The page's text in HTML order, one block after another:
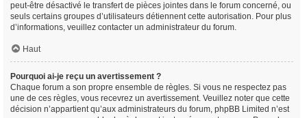
peut-être désactivé le transfert de pièces jointes dans le forum concerné, ou
seuls certains groupes d’utilisateurs détiennent cette autorisation. Pour plus
d’informations, veuillez contacter un administrateur du forum.
Haut
Pourquoi ai-je reçu un avertissement ?
Chaque forum a son propre ensemble de règles. Si vous ne respectez pas
une de ces règles, vous recevrez un avertissement. Veuillez noter que cette
décision n’appartient qu’aux administrateurs du forum, phpBB Limited n’est